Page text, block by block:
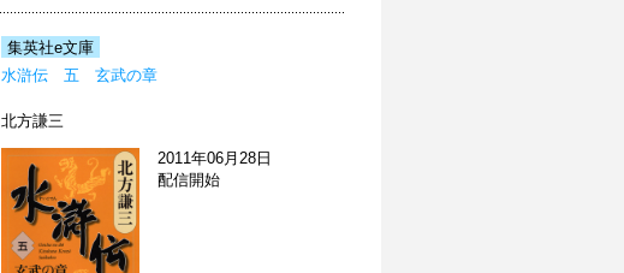
集英社e文庫
水滸伝 五 玄武の章
北方謙三
2011年06月28日
配信開始